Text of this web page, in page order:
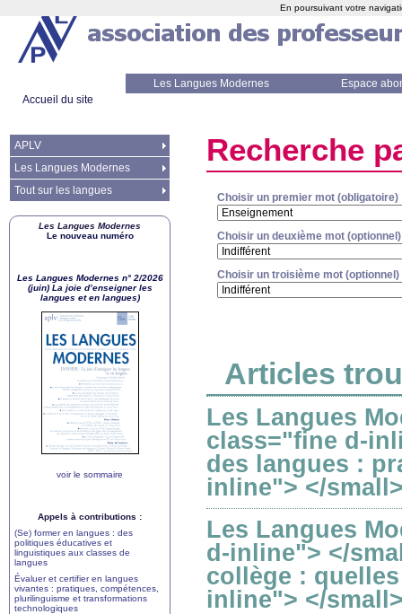
Les Langues Modernes
Espace
Accueil du site
Recherche
Choisir un premier mot (obligatoire)
Choisir un deuxième mot (optionnel)
Choisir un troisième mot (optionnel)
Articles
Les Langues
class="fine d-
des langues :
inline"> </
Les Langues
d-inline"> </
collège :
inline"> </
APLV
Les Langues Modernes
Tout sur les langues
Les Langues Modernes
Le nouveau numéro
Les Langues Modernes n° 2/2026
(juin) La joie d’enseigner les
langues et en langues)
voir le sommaire
Appels à contributions :
(Se) former en langues : des
politiques éducatives et
linguistiques aux classes de
langues
Évaluer et certifier en langues
vivantes : pratiques, compétences,
plurilinguisme et transformations
technologiques
En poursuivant votre